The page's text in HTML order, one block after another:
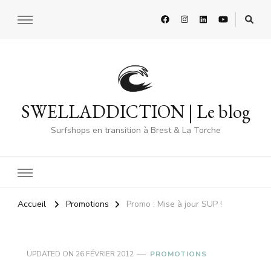
SWELLADDICTION | Le blog
Surfshops en transition à Brest & La Torche
Accueil Promotions Promo : Mise à jour SUP !
UPDATED ON 26 FÉVRIER 2012 PROMOTIONS